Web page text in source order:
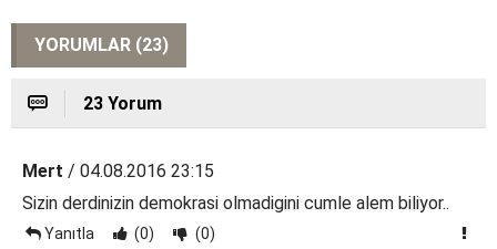
YORUMLAR (23)
23 Yorum
Mert / 04.08.2016 23:15
Sizin derdinizin demokrasi olmadigini cumle alem biliyor..
Yanıtla (0) (0)